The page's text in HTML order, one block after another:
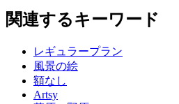
関連するキーワード
レギュラープラン
風景の絵
額なし
Artsy